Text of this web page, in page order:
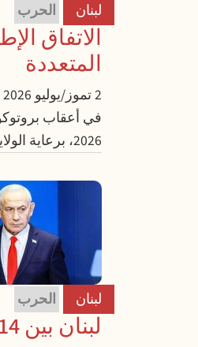
لبنان الحرب
الاتفاق
المتعددة
2 تموز/يوليو 2026
2026، برعاية الولايات المتحدة، «اتفاقًا إطاريًا». وبالإضافة إلى أنه يمثل استسلامًا أمام المصالح...
لبنان الحرب
لبنان بين 14 نقطة و14 نقطة أخرى